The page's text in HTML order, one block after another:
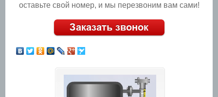
оставьте свой номер, и мы перезвоним вам сами!